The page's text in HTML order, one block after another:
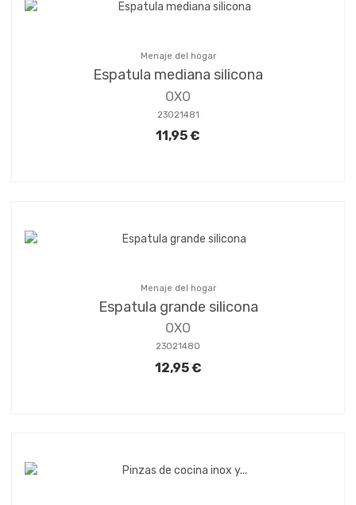
Menaje del hogar
Espatula mediana silicona
OXO
23021481
11,95 €
Menaje del hogar
Espatula grande silicona
OXO
23021480
12,95 €